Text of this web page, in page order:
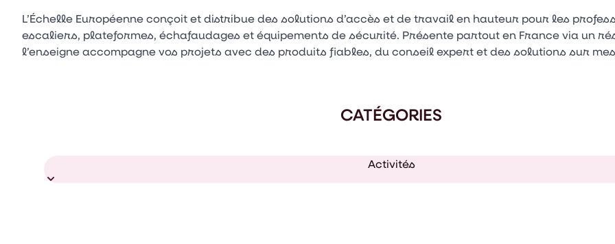
L’Échelle Européenne conçoit et distribue des solutions d’accès et de travail en hauteur pour les
escaliers, plateformes, échafaudages et équipements de sécurité. Présente partout en France via un
l’enseigne accompagne vos projets avec des produits fiables, du conseil expert et des solutions sur
CATÉGORIES
Activités